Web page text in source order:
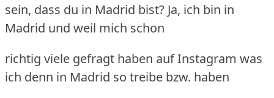
sein, dass du in Madrid bist? Ja, ich bin in
Madrid und weil mich schon
richtig viele gefragt haben auf Instagram was
ich denn in Madrid so treibe bzw. haben